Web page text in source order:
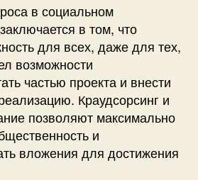
в социальном
в том, что
для всех, даже для тех,
возможности
частью проекта и внести
Краудсорсинг и
позволяют максимально
и
вложения для достижения